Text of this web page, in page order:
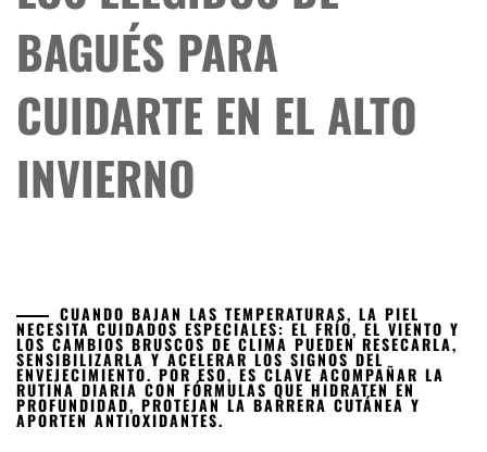
BAGUÉS PARA
CUIDARTE EN EL ALTO
INVIERNO
CUANDO BAJAN LAS TEMPERATURAS, LA PIEL
NECESITA CUIDADOS ESPECIALES: EL FRÍO, EL VIENTO Y
LOS CAMBIOS BRUSCOS DE CLIMA PUEDEN RESECARLA,
SENSIBILIZARLA Y ACELERAR LOS SIGNOS DEL
ENVEJECIMIENTO. POR ESO, ES CLAVE ACOMPAÑAR LA
RUTINA DIARIA CON FÓRMULAS QUE HIDRATEN EN
PROFUNDIDAD, PROTEJAN LA BARRERA CUTÁNEA Y
APORTEN ANTIOXIDANTES.